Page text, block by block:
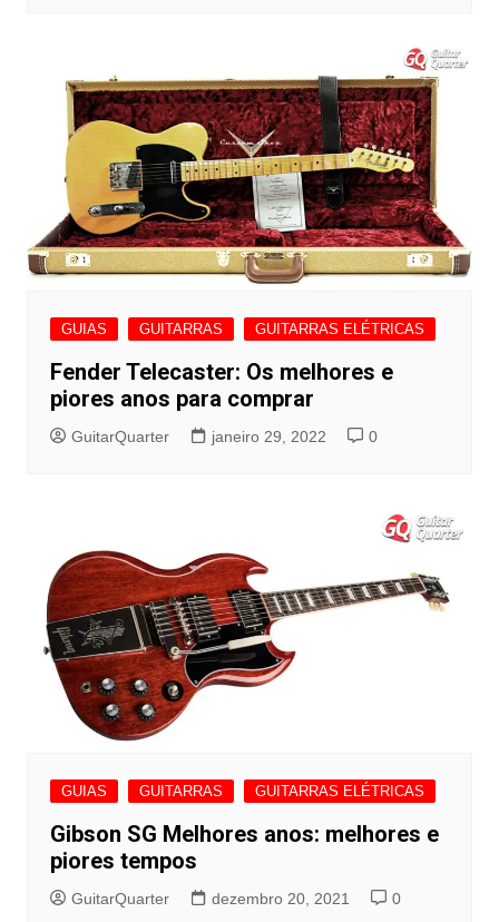
GUIAS GUITARRAS GUITARRAS ELÉTRICAS
Fender Telecaster: Os melhores e
piores anos para comprar
GuitarQuarter janeiro 29, 2022 0
GUIAS GUITARRAS GUITARRAS ELÉTRICAS
Gibson SG Melhores anos: melhores e
piores tempos
GuitarQuarter dezembro 20, 2021 0